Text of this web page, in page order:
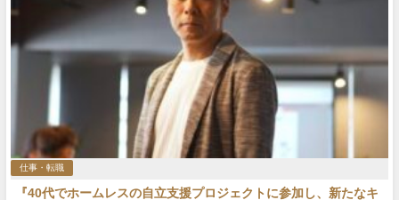
仕事・転職
『40代でホームレスの自立支援プロジェクトに参加し、新たなキ